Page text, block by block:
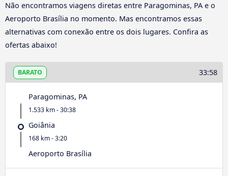
Não encontramos viagens diretas entre Paragominas, PA e o
Aeroporto Brasília no momento. Mas encontramos essas
alternativas com conexão entre os dois lugares. Confira as
ofertas abaixo!
BARATO 33:58
Paragominas, PA
1.533 km - 30:38
Goiânia
168 km - 3:20
Aeroporto Brasília